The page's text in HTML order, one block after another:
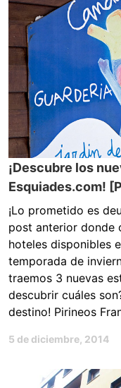
¡Descubre los
Esquiades.com!
¡Lo prometido es
post anterior donde
hoteles disponibles
temporada de
traemos 3 nuevas
descubrir cuáles
destino! Pirineos
5 de diciembre, 2014